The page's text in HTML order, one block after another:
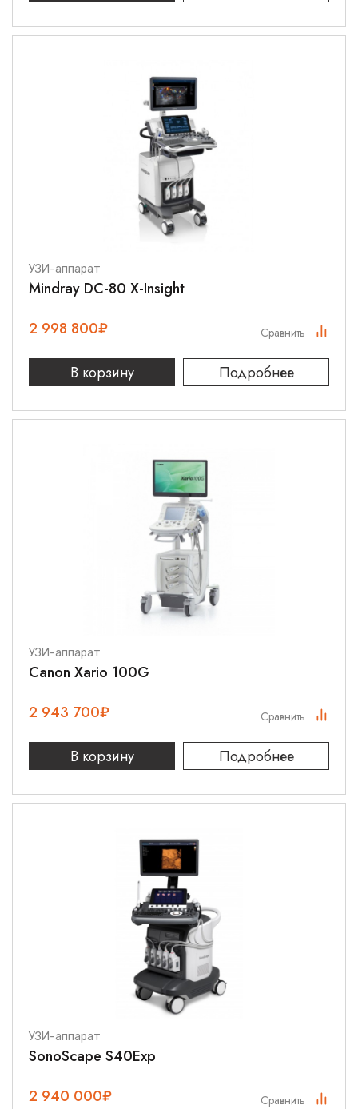
УЗИ-аппарат
Mindray DC-80 X-Insight
2 998 800₽
В корзину Подробнее
Сравнить
УЗИ-аппарат
Canon Xario 100G
2 943 700₽
В корзину Подробнее
Сравнить
УЗИ-аппарат
SonoScape S40Exp
2 940 000₽ Сравнить